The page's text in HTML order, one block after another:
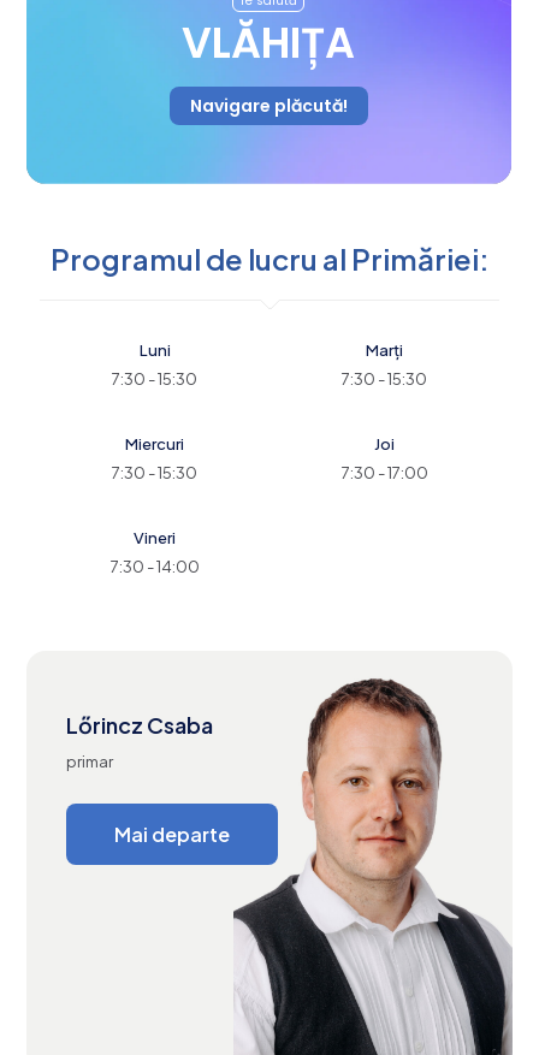
VLĂHIȚA
Navigare plăcută!
Programul de lucru al Primăriei:
Luni
7:30 - 15:30
Marți
7:30 - 15:30
Miercuri
7:30 - 15:30
Joi
7:30 - 17:00
Vineri
7:30 - 14:00
Lőrincz Csaba
primar
Mai departe